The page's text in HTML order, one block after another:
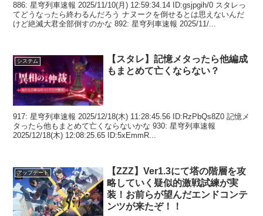
886: 星穹列車速報 2025/11/10(月) 12:59:34.14 ID:gsjpgih/0 スタレっ
てどうなったら終わるんだろう ナヌークを倒せるとは思えないんだ
けど絶滅大君全部倒すのかな 892: 星穹列車速報 2025/11/...
システム
【スタレ】記憶メタったら他編成
もまとめて亡くならない？
917: 星穹列車速報 2025/12/18(木) 11:28:45.56 ID:RzPbQs8Z0 記憶メ
タったら他もまとめて亡くならないかな 930: 星穹列車速報
2025/12/18(木) 12:08:25.65 ID:5xEmmR...
アップデート
【ZZZ】Ver1.3にて塔の階層を攻
略していく疑似的激戦試練が実
装！お前らが望んだエンドコンテ
ンツが来たぞ！！